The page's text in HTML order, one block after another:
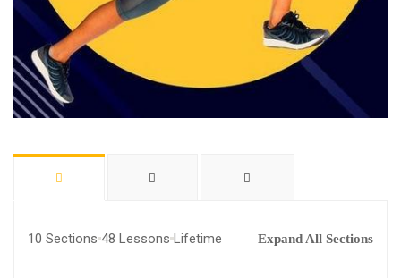
10 Sections 48 Lessons Lifetime Expand All Sections